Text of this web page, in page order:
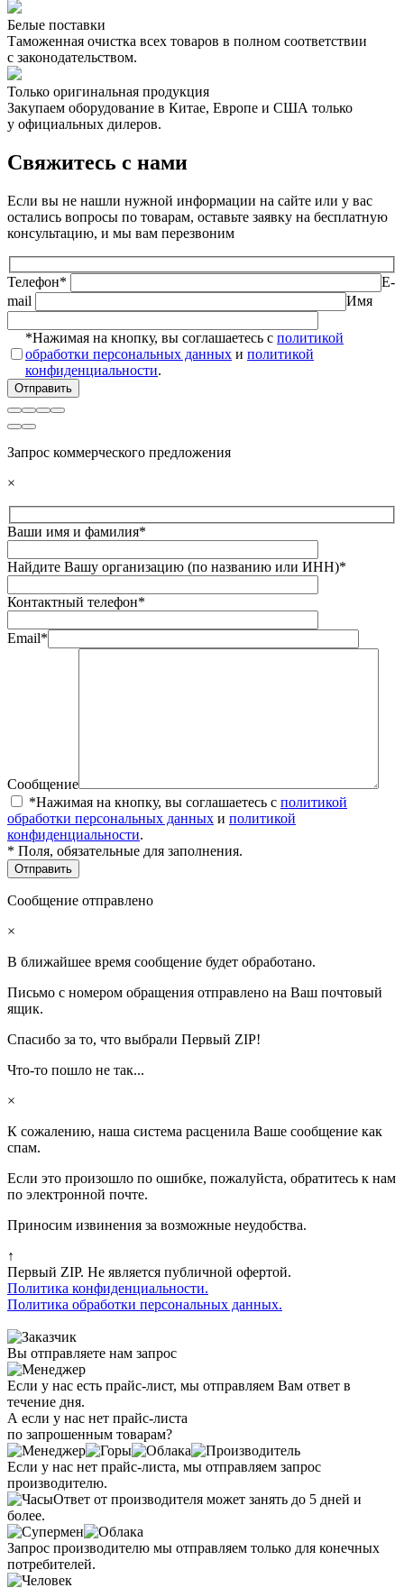
Белые поставки
Таможенная очистка всех товаров в полном соответствии
с законодательством.
Только оригинальная продукция
Закупаем оборудование в Китае, Европе и США только
у официальных дилеров.
Свяжитесь с нами
Если вы не нашли нужной информации на сайте или у вас
остались вопросы по товарам, оставьте заявку на бесплатную
консультацию, и мы вам перезвоним
Телефон*
E-
mail
Имя
*Нажимая на кнопку, вы соглашаетесь с политикой
обработки персональных данных и политикой
конфиденциальности.
Запрос коммерческого предложения
×
Ваши имя и фамилия*
Найдите Вашу организацию (по названию или ИНН)*
Контактный телефон*
Email*
Сообщение
*Нажимая на кнопку, вы соглашаетесь с политикой
обработки персональных данных и политикой
конфиденциальности.
* Поля, обязательные для заполнения.
Сообщение отправлено
×
В ближайшее время сообщение будет обработано.
Письмо с номером обращения отправлено на Ваш почтовый
ящик.
Спасибо за то, что выбрали Первый ZIP!
Что-то пошло не так...
×
К сожалению, наша система расценила Ваше сообщение как
спам.
Если это произошло по ошибке, пожалуйста, обратитесь к нам
по электронной почте.
Приносим извинения за возможные неудобства.
↑
Первый ZIP. Не является публичной офертой.
Политика конфиденциальности.
Политика обработки персональных данных.
Вы отправляете нам запрос
Если у нас есть прайс-лист, мы отправляем Вам ответ в
течение дня.
А если у нас нет прайс-листа
по запрошенным товарам?
Если у нас нет прайс-листа, мы отправляем запрос
производителю.
Ответ от производителя может занять до 5 дней и
более.
Запрос производителю мы отправляем только для конечных
потребителей.